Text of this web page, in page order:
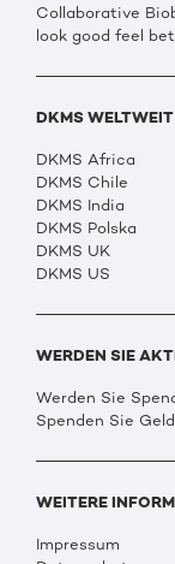
Collaborative
look good feel
DKMS WELTWEIT
DKMS Africa
DKMS Chile
DKMS India
DKMS Polska
DKMS UK
DKMS US
WERDEN SIE
Werden Sie
Spenden Sie Geld
WEITERE
Impressum